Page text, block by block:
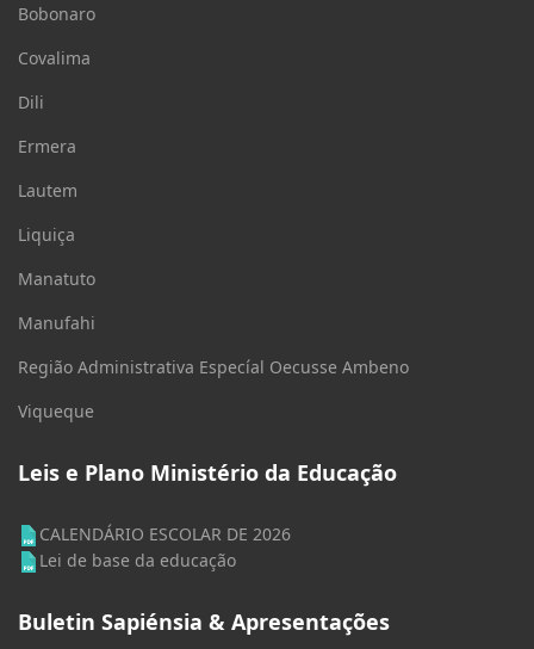
Bobonaro
Covalima
Dili
Ermera
Lautem
Liquiça
Manatuto
Manufahi
Região Administrativa Especíal Oecusse Ambeno
Viqueque
Leis e Plano Ministério da Educação
CALENDÁRIO ESCOLAR DE 2026
Lei de base da educação
Buletin Sapiénsia & Apresentações